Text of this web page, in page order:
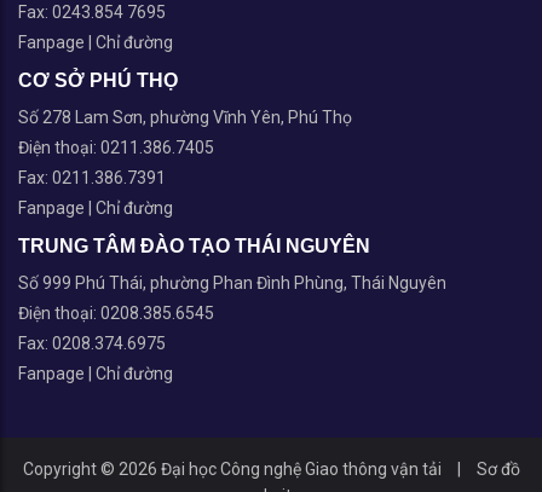
Fax: 0243.854 7695
Fanpage
Chỉ đường
CƠ SỞ PHÚ THỌ
Số 278 Lam Sơn, phường Vĩnh Yên, Phú Thọ
Điện thoại: 0211.386.7405
Fax: 0211.386.7391
Fanpage
Chỉ đường
TRUNG TÂM ĐÀO TẠO THÁI NGUYÊN
Số 999 Phú Thái, phường Phan Đình Phùng, Thái Nguyên
Điện thoại: 0208.385.6545
Fax: 0208.374.6975
Fanpage
Chỉ đường
Copyright © 2026 Đại học Công nghệ Giao thông vận tải
Sơ đồ